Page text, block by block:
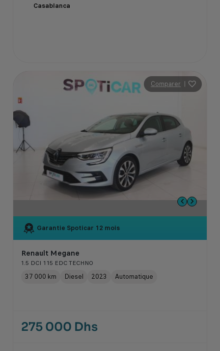
Casablanca
Comparer |
Garantie Spoticar 12 mois
Renault Megane
1.5 DCI 115 EDC TECHNO
37 000 km Diesel 2023 Automatique
275 000 Dhs